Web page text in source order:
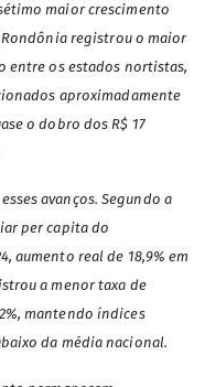
maior crescimento
Rondônia registrou o maior
entre os estados nortistas,
aproximadamente
o dobro dos R$ 17
avanços. Segundo a
per capita do
aumento real de 18,9% em
a menor taxa de
mantendo índices
da média nacional.